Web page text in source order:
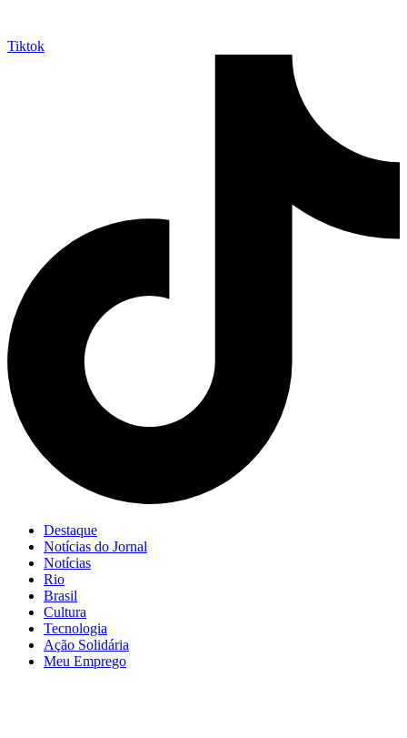
Tiktok
Destaque
Notícias do Jornal
Notícias
Rio
Brasil
Cultura
Tecnologia
Ação Solidária
Meu Emprego